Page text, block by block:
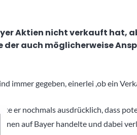
Aktien nicht verkauft hat,
auch möglicherweise
immer gegeben, einerlei ,ob ein
er nochmals ausdrücklich, dass
auf Bayer handelte und dabei